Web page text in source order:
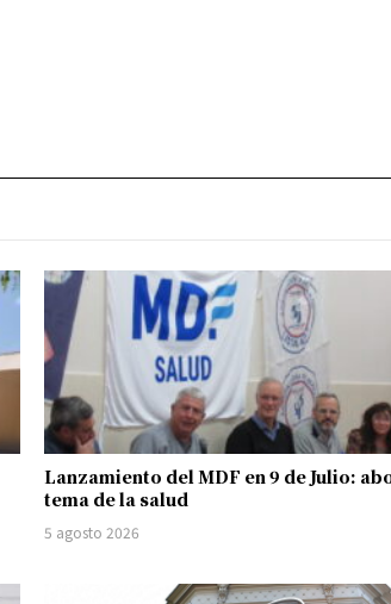
Lanzamiento del MDF en 9 de Julio:
tema de la salud
5 agosto 2026